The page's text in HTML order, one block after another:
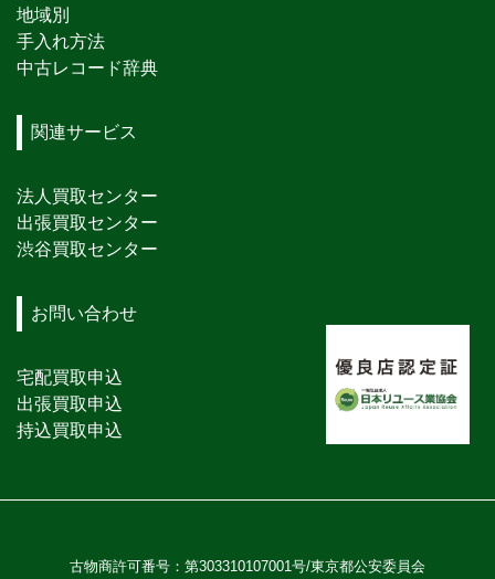
地域別
手入れ方法
中古レコード辞典
関連サービス
法人買取センター
出張買取センター
渋谷買取センター
お問い合わせ
宅配買取申込
出張買取申込
持込買取申込
古物商許可番号：第303310107001号/東京都公安委員会